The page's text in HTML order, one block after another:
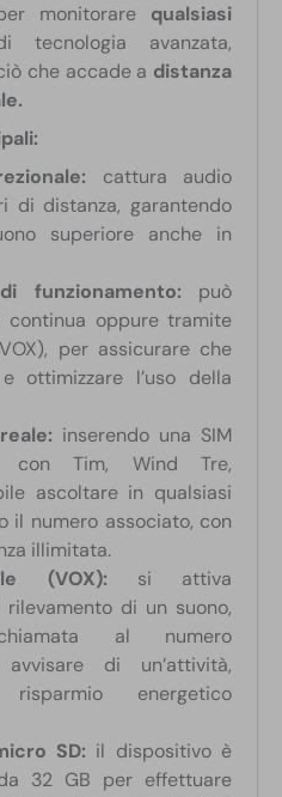
monitorare qualsiasi
avanzata,
che accade a distanza
cattura audio
distanza, garantendo
superiore anche in
funzionamento: può
continua oppure tramite
per assicurare che
ottimizzare l’uso della
inserendo una SIM
con Tim, Wind Tre,
ascoltare in qualsiasi
il numero associato, con
illimitata.
(VOX): si attiva
di un suono,
al numero
di un’attività,
energetico
SD: il dispositivo è
32 GB per effettuare